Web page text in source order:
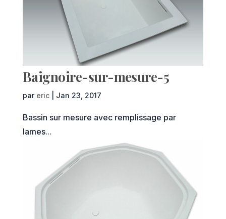
Baignoire-sur-mesure-5
par eric| Jan 23, 2017
Bassin sur mesure avec remplissage par
lames...